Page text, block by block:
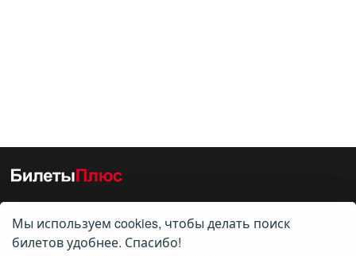
О нас
Мы используем cookies, чтобы делать поиск
билетов удобнее. Спасибо!